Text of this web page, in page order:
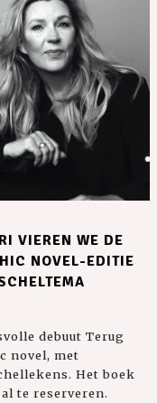
VIEREN WE DE
NOVEL-EDITIE
debuut Terug
novel, met
Het boek
te reserveren.